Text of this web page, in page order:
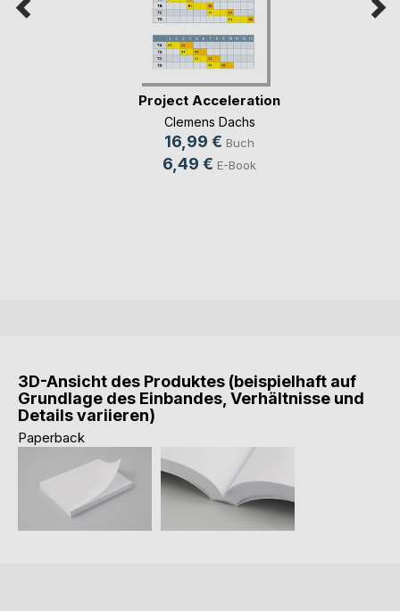
Project Acceleration
Clemens Dachs
16,99 € Buch
6,49 € E-Book
3D-Ansicht des Produktes (beispielhaft auf
Grundlage des Einbandes, Verhältnisse und
Details variieren)
Paperback